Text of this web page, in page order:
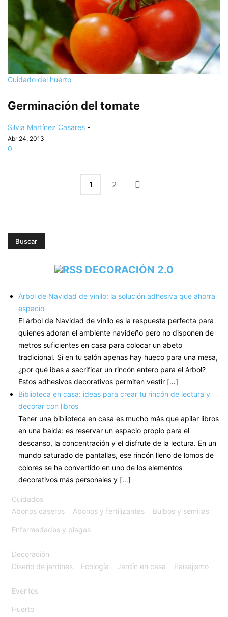
Cuidado del huerto
Germinación del tomate
Silvia Martínez Casares -
Abr 24, 2013
0
1 2
DECORACIÓN 2.0
Árbol de Navidad de vinilo: la solución adhesiva que ahorra
espacio
El árbol de Navidad de vinilo es la respuesta perfecta para
quienes adoran el ambiente navideño pero no disponen de
metros suficientes en casa para colocar un abeto
tradicional. Si en tu salón apenas hay hueco para una mesa,
¿por qué ibas a sacrificar un rincón entero para el árbol?
Estos adhesivos decorativos permiten vestir […]
Biblioteca en casa: ideas para crear tu rincón de lectura y
decorar con libros
Tener una biblioteca en casa es mucho más que apilar libros
en una balda: es reservar un espacio propio para el
descanso, la concentración y el disfrute de la lectura. En un
mundo saturado de pantallas, ese rincón lleno de lomos de
colores se ha convertido en uno de los elementos
decorativos más personales y […]
Cuidados
Abonos caseros
Abonos y fertilizantes Bulbos y semillas
Enfermedades y plagas
Decoración
Diseño de jardines
Ecología Jardín en casa Paisajismo
Eventos
Huerto